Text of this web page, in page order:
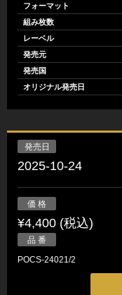
フォーマット
組み枚数
レーベル
発売元
発売国
オリジナル発売日
発売日
2025-10-24
価 格
¥4,400 (税込)
品 番
POCS-24021/2